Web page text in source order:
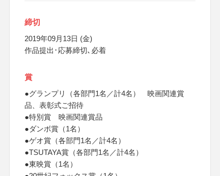
締切
2019年09月13日 (金)
作品提出･応募締切､必着
賞
●グランプリ（各部門1名／計4名） 映画関連賞
品、表彰式ご招待
●特別賞 映画関連賞品
●ダンボ賞（1名）
●ゲオ賞（各部門1名／計4名）
●TSUTAYA賞（各部門1名／計4名）
●東映賞（1名）